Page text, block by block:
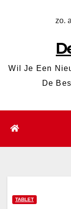
zo.
Wil Je Een
De
TABLET